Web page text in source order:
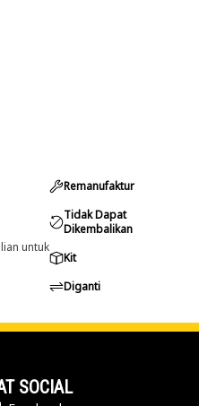
untuk
Remanufaktur
Tidak Dapat
Dikembalikan
Kit
Diganti
SOCIAL